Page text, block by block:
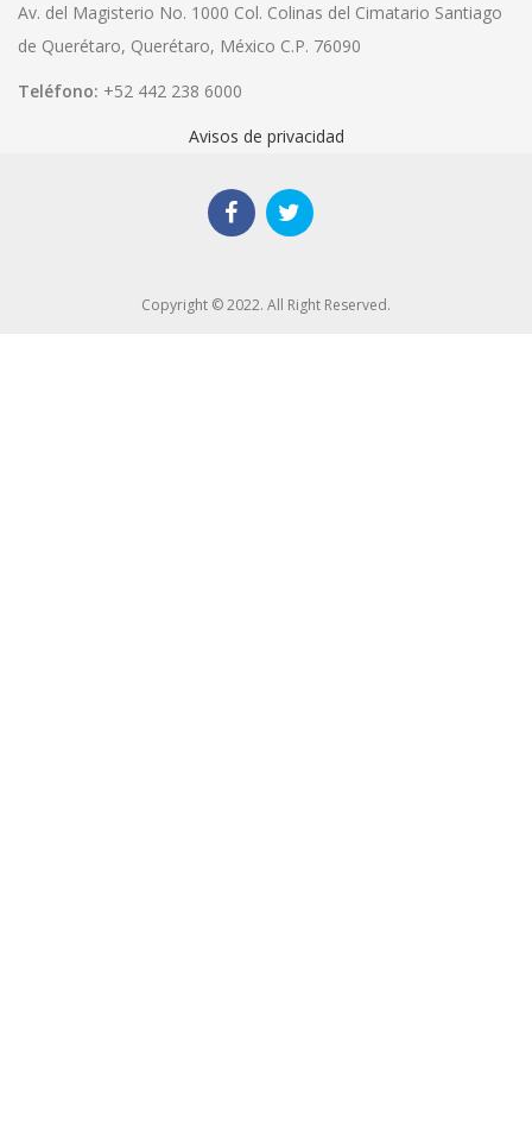
Av. del Magisterio No. 1000 Col. Colinas del Cimatario Santiago
de Querétaro, Querétaro, México C.P. 76090
Teléfono: +52 442 238 6000
Avisos de privacidad
Copyright © 2022. All Right Reserved.